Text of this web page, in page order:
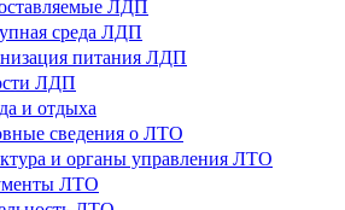
ЛДП
среда ЛДП
питания ЛДП
ЛДП
и отдыха
сведения о ЛТО
и органы управления ЛТО
ЛТО